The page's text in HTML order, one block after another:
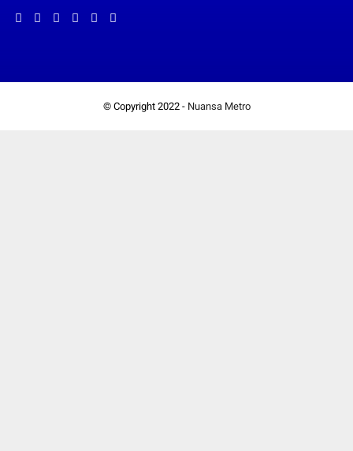
© Copyright 2022 - Nuansa Metro